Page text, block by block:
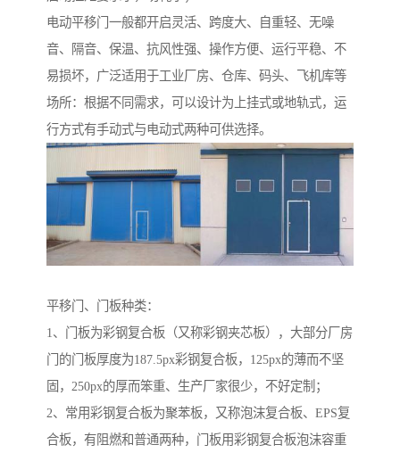
电动平移门一般都开启灵活、跨度大、自重轻、无噪
音、隔音、保温、抗风性强、操作方便、运行平稳、不
易损坏，广泛适用于工业厂房、仓库、码头、飞机库等
场所：根据不同需求，可以设计为上挂式或地轨式，运
行方式有手动式与电动式两种可供选择。
平移门、门板种类：
1、门板为彩钢复合板（又称彩钢夹芯板），大部分厂房
门的门板厚度为187.5px彩钢复合板，125px的薄而不坚
固，250px的厚而笨重、生产厂家很少，不好定制；
2、常用彩钢复合板为聚苯板，又称泡沫复合板、EPS复
合板，有阻燃和普通两种，门板用彩钢复合板泡沫容重